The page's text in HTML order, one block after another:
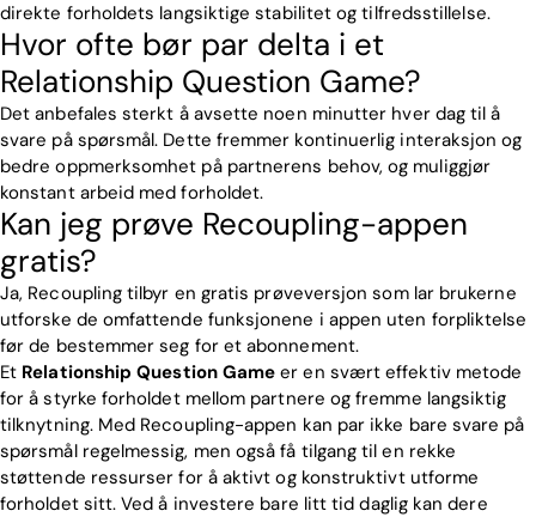
direkte forholdets langsiktige stabilitet og tilfredsstillelse.
Hvor ofte bør par delta i et
Relationship Question Game?
Det anbefales sterkt å avsette noen minutter hver dag til å
svare på spørsmål. Dette fremmer kontinuerlig interaksjon og
bedre oppmerksomhet på partnerens behov, og muliggjør
konstant arbeid med forholdet.
Kan jeg prøve Recoupling-appen
gratis?
Ja, Recoupling tilbyr en gratis prøveversjon som lar brukerne
utforske de omfattende funksjonene i appen uten forpliktelse
før de bestemmer seg for et abonnement.
Et Relationship Question Game er en svært effektiv metode
for å styrke forholdet mellom partnere og fremme langsiktig
tilknytning. Med Recoupling-appen kan par ikke bare svare på
spørsmål regelmessig, men også få tilgang til en rekke
støttende ressurser for å aktivt og konstruktivt utforme
forholdet sitt. Ved å investere bare litt tid daglig kan dere